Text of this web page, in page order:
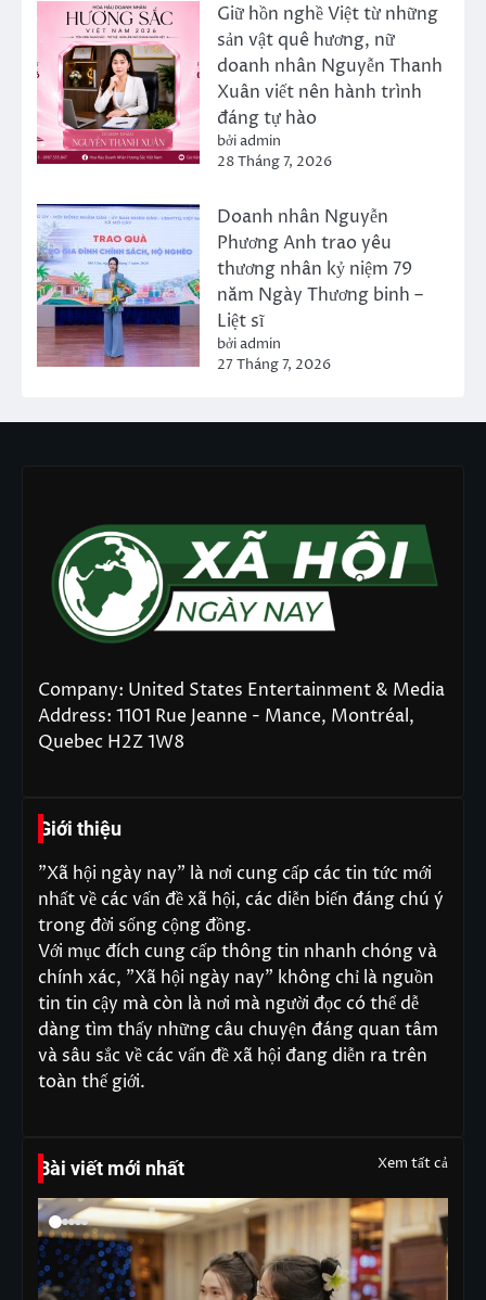
Giữ hồn nghề Việt từ những
sản vật quê hương, nữ
doanh nhân Nguyễn Thanh
Xuân viết nên hành trình
đáng tự hào
bởi admin
28 Tháng 7, 2026
Doanh nhân Nguyễn
Phương Anh trao yêu
thương nhân kỷ niệm 79
năm Ngày Thương binh –
Liệt sĩ
bởi admin
27 Tháng 7, 2026
Company: United States Entertainment & Media
Address: 1101 Rue Jeanne - Mance, Montréal,
Quebec H2Z 1W8
Giới thiệu
"Xã hội ngày nay" là nơi cung cấp các tin tức mới
nhất về các vấn đề xã hội, các diễn biến đáng chú ý
trong đời sống cộng đồng.
Với mục đích cung cấp thông tin nhanh chóng và
chính xác, "Xã hội ngày nay" không chỉ là nguồn
tin tin cậy mà còn là nơi mà người đọc có thể dễ
dàng tìm thấy những câu chuyện đáng quan tâm
và sâu sắc về các vấn đề xã hội đang diễn ra trên
toàn thế giới.
Bài viết mới nhất Xem tất cả